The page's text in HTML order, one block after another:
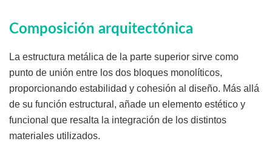
Composición arquitectónica
La estructura metálica de la parte superior sirve como
punto de unión entre los dos bloques monolíticos,
proporcionando estabilidad y cohesión al diseño. Más allá
de su función estructural, añade un elemento estético y
funcional que resalta la integración de los distintos
materiales utilizados.